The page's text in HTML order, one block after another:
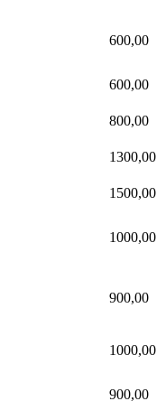
600,00
600,00
800,00
1300,00
1500,00
1000,00
900,00
1000,00
900,00